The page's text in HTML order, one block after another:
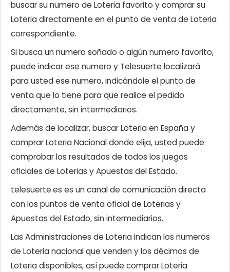
buscar su numero de Loteria favorito y comprar su
Loteria directamente en el punto de venta de Loteria
correspondiente.
Si busca un numero soñado o algún numero favorito,
puede indicar ese numero y Telesuerte localizará
para usted ese numero, indicándole el punto de
venta que lo tiene para que realice el pedido
directamente, sin intermediarios.
Además de localizar, buscar Loteria en España y
comprar Loteria Nacional donde elija, usted puede
comprobar los resultados de todos los juegos
oficiales de Loterias y Apuestas del Estado.
telesuerte.es es un canal de comunicación directa
con los puntos de venta oficial de Loterias y
Apuestas del Estado, sin intermediarios.
Las Administraciones de Loteria indican los numeros
de Loteria nacional que venden y los décimos de
Loteria disponibles, así puede comprar Loteria